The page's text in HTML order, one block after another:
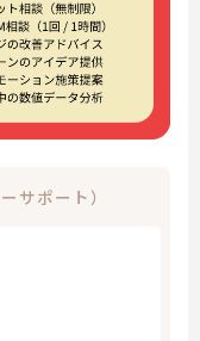
サポート）